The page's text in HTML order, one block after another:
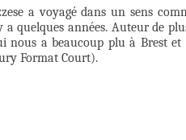
a voyagé dans un sens
a quelques années. Auteur de
nous a beaucoup plu à Brest et
Format Court).